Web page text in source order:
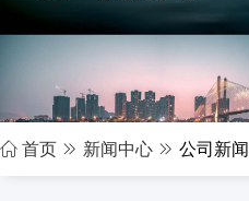
 首页  新闻中心  公司新闻